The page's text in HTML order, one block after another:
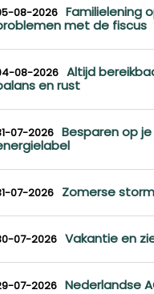
08-2026 Familielening
met de fiscus
08-2026 Altijd
en rust
07-2026 Besparen op
07-2026 Zomerse
07-2026 Vakantie en
07-2026 Nederlandse